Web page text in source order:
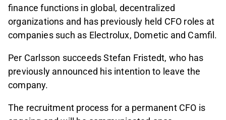
finance functions in global, decentralized
organizations and has previously held CFO roles at
companies such as Electrolux, Dometic and Camfil.
Per Carlsson succeeds Stefan Fristedt, who has
previously announced his intention to leave the
company.
The recruitment process for a permanent CFO is